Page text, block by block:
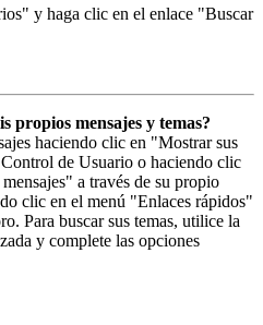
y haga clic en el enlace "Buscar
propios mensajes y temas?
haciendo clic en "Mostrar sus
de Usuario o haciendo clic
a través de su propio
clic en el menú "Enlaces rápidos"
Para buscar sus temas, utilice la
y complete las opciones